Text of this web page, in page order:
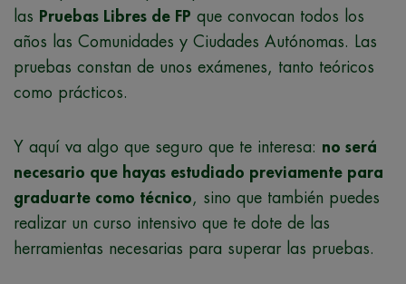
las Pruebas Libres de FP que convocan todos los
años las Comunidades y Ciudades Autónomas. Las
pruebas constan de unos exámenes, tanto teóricos
como prácticos.
Y aquí va algo que seguro que te interesa: no será
necesario que hayas estudiado previamente para
graduarte como técnico , sino que también puedes
realizar un curso intensivo que te dote de las
herramientas necesarias para superar las pruebas.